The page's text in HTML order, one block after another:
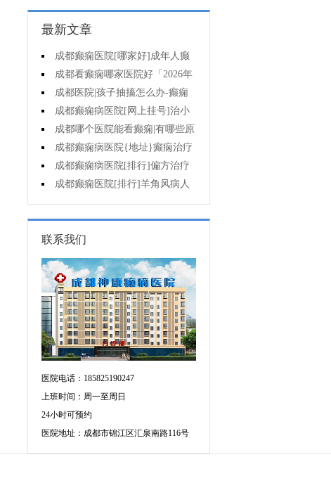
最新文章
成都癫痫医院[哪家好]成年人癫
痫的护理要做到哪些?
成都看癫痫哪家医院好「2026年
度公布」癫痫是遗传的吗?
成都医院|孩子抽搐怎么办-癫痫
病吃什么中药?
成都癫痫病医院[网上挂号]治小
儿癫痫病药哪个好?
成都哪个医院能看癫痫|有哪些原
因会造成癫痫?
成都癫痫病医院{地址}癫痫治疗
要坚持哪些原则?
成都癫痫病医院[排行]偏方治疗
可信吗?
成都癫痫医院[排行]羊角风病人
睡眠困难怎么办?
联系我们
医院电话：185825190247
上班时间：周一至周日
24小时可预约
医院地址：成都市锦江区汇泉南路116号